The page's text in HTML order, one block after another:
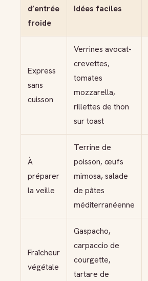
d’entrée
froide
Idées faciles
Express
sans
cuisson
Verrines avocat-
crevettes,
tomates
mozzarella,
rillettes de thon
sur toast
À
préparer
la veille
Terrine de
poisson, œufs
mimosa, salade
de pâtes
méditerranéenne
Fraîcheur
végétale
Gaspacho,
carpaccio de
courgette,
tartare de